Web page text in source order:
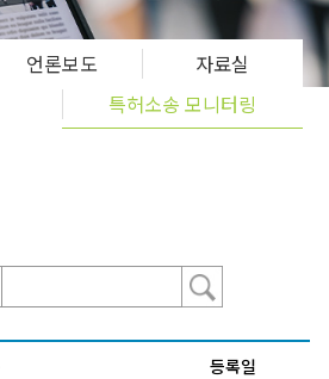
언론보도
자료실
특허소송 모니터링
등록일